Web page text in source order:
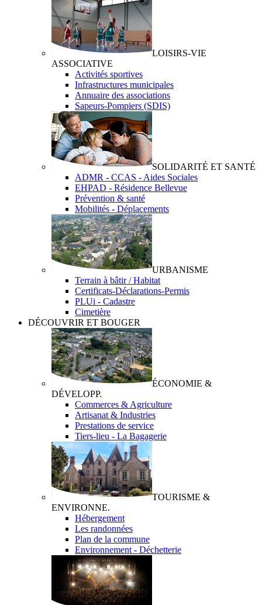
LOISIRS-VIE
ASSOCIATIVE
Activités sportives
Infrastructures municipales
Annuaire des associations
Sapeurs-Pompiers (SDIS)
SOLIDARITÉ ET SANTÉ
ADMR - CCAS - Aides Sociales
EHPAD - Résidence Bellevue
Prévention & santé
Mobilités - Déplacements
URBANISME
Terrain à bâtir / Habitat
Certificats-Déclarations-Permis
PLUi - Cadastre
Cimetière
DÉCOUVRIR ET BOUGER
ÉCONOMIE &
DÉVELOPP.
Commerces & Agriculture
Artisanat & Industries
Prestations de service
Tiers-lieu - La Bagagerie
TOURISME &
ENVIRONNE.
Hébergement
Les randonnées
Plan de la commune
Environnement - Déchetterie